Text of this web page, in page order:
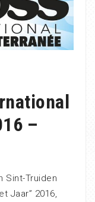
–
Sint-Truiden
Jaar” 2016,